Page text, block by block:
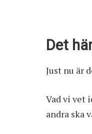
Det
Just nu är
Vad vi vet
andra ska